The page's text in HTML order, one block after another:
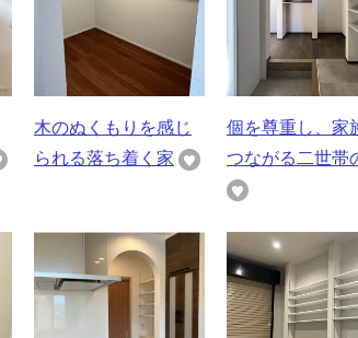
木のぬくもりを感じ
られる落ち着く家
個を尊重し、家
つながる二世帯